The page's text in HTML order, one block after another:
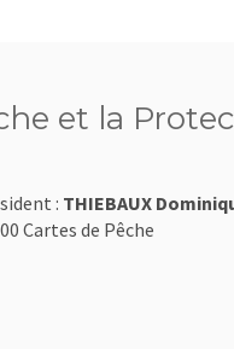
et la
: THIEBAUX
Cartes de Pêche